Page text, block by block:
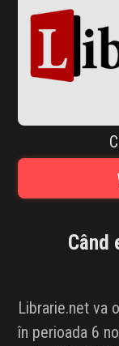
REDUCERI
CODURI
IDEI DE
FAVORITE
Când
Librarie.net va
în perioada 6